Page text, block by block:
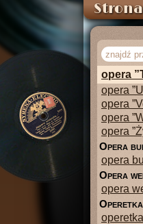
opera
opera
opera
opera
opera
opera
opera
opera
opera
opera
opera
opera
opera
operetka